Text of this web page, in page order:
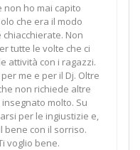
non ho mai capito
che era il modo
Non
tutte le volte che ci
attività con i ragazzi.
me e per il Dj. Oltre
non richiede altre
molto. Su
per le ingiustizie e,
bene con il sorriso.
voglio bene.